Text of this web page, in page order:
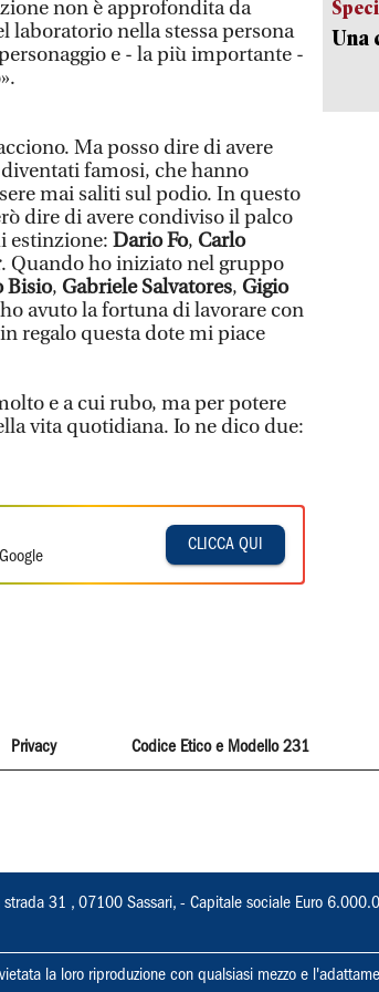
non è approfondita da
laboratorio nella stessa persona
e - la più importante -
Ma posso dire di avere
famosi, che hanno
mai saliti sul podio. In questo
dire di avere condiviso il palco
estinzione: Dario Fo, Carlo
. Quando ho iniziato nel gruppo
Bisio, Gabriele Salvatores, Gigio
avuto la fortuna di lavorare con
regalo questa dote mi piace
e a cui rubo, ma per potere
vita quotidiana. Io ne dico due:
CLICCA QUI
Una
Privacy Codice Etico e Modello 231
31 , 07100 Sassari, - Capitale sociale Euro
la loro riproduzione con qualsiasi mezzo e